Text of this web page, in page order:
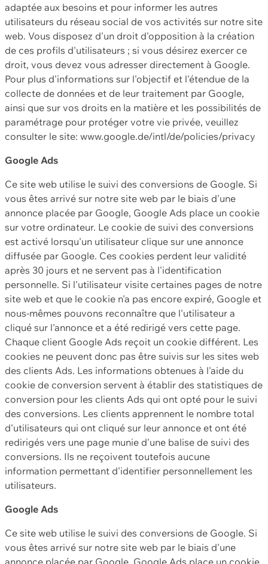
adaptée aux besoins et pour informer les autres
utilisateurs du réseau social de vos activités sur notre site
web. Vous disposez d'un droit d'opposition à la création
de ces profils d'utilisateurs ; si vous désirez exercer ce
droit, vous devez vous adresser directement à Google.
Pour plus d'informations sur l'objectif et l'étendue de la
collecte de données et de leur traitement par Google,
ainsi que sur vos droits en la matière et les possibilités de
paramétrage pour protéger votre vie privée, veuillez
consulter le site: www.google.de/intl/de/policies/privacy
Google Ads
Ce site web utilise le suivi des conversions de Google. Si
vous êtes arrivé sur notre site web par le biais d'une
annonce placée par Google, Google Ads place un cookie
sur votre ordinateur. Le cookie de suivi des conversions
est activé lorsqu'un utilisateur clique sur une annonce
diffusée par Google. Ces cookies perdent leur validité
après 30 jours et ne servent pas à l'identification
personnelle. Si l'utilisateur visite certaines pages de notre
site web et que le cookie n'a pas encore expiré, Google et
nous-mêmes pouvons reconnaître que l'utilisateur a
cliqué sur l'annonce et a été redirigé vers cette page.
Chaque client Google Ads reçoit un cookie différent. Les
cookies ne peuvent donc pas être suivis sur les sites web
des clients Ads. Les informations obtenues à l'aide du
cookie de conversion servent à établir des statistiques de
conversion pour les clients Ads qui ont opté pour le suivi
des conversions. Les clients apprennent le nombre total
d'utilisateurs qui ont cliqué sur leur annonce et ont été
redirigés vers une page munie d'une balise de suivi des
conversions. Ils ne reçoivent toutefois aucune
information permettant d'identifier personnellement les
utilisateurs.
Google Ads
Ce site web utilise le suivi des conversions de Google. Si
vous êtes arrivé sur notre site web par le biais d'une